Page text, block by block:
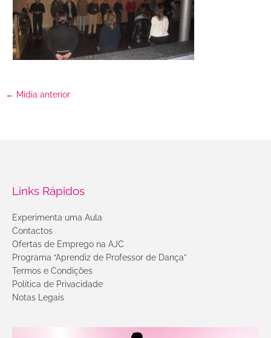
← Mídia anterior
Links Rápidos
Experimenta uma Aula
Contactos
Ofertas de Emprego na AJC
Programa “Aprendiz de Professor de Dança”
Termos e Condições
Política de Privacidade
Notas Legais